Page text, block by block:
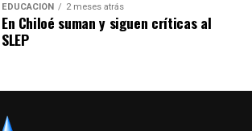
EDUCACIÓN 2 meses atrás
En Chiloé suman y siguen críticas al
SLEP